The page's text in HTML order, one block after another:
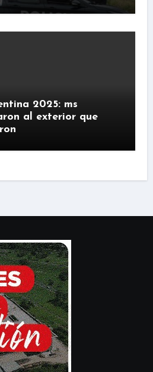
2025: ms
al exterior que